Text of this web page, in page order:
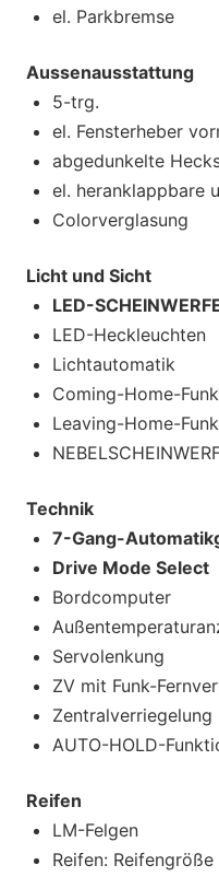
el. Parkbremse
Aussenausstattung
5-trg.
el. Fensterheber
abgedunkelte
el. heranklappbare
Colorverglasung
Licht und Sicht
LED-
LED-Heckleuchten
Lichtautomatik
Coming-Home-
Leaving-Home-
Technik
7-Gang-
Drive Mode Select
Bordcomputer
Servolenkung
ZV mit Funk-
Zentralverriegelung
AUTO-HOLD-
Reifen
LM-Felgen
Reifen: